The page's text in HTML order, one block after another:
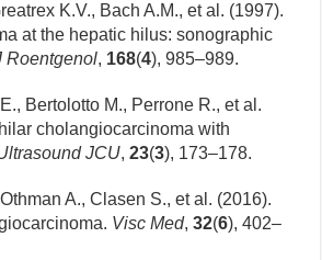
K.V., Bach A.M., et al. (1997).
at the hepatic hilus: sonographic
Roentgenol, 168(4), 985–989.
Bertolotto M., Perrone R., et al.
cholangiocarcinoma with
JCU,23(3), 173–178.
A., Clasen S., et al. (2016).
Visc Med,32(6), 402–